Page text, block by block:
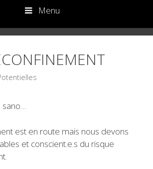
Menu
sano…
est en route mais nous devons
et conscient.e.s du risque